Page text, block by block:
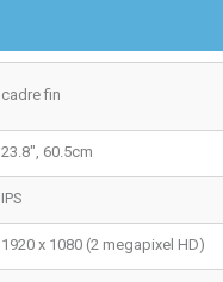
cadre fin
23.8", 60.5cm
IPS
1920 x 1080 (2 megapixel HD)